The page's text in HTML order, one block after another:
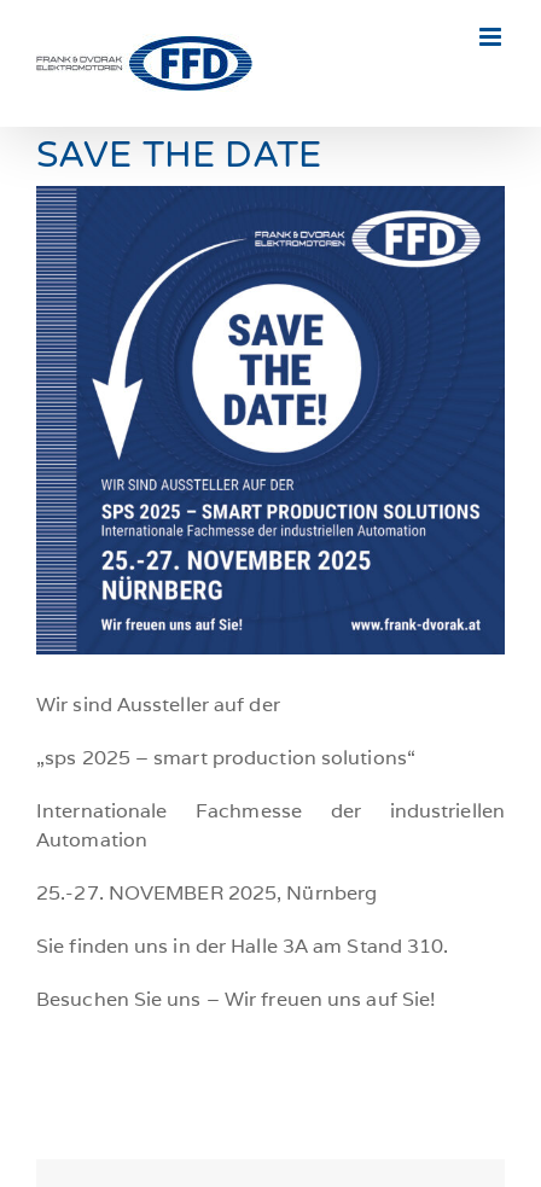
content
SAVE THE DATE
Zeige
grösseres
Bild
Wir sind Aussteller auf der
„sps 2025 – smart production solutions“
Internationale Fachmesse der industriellen
Automation
25.-27. NOVEMBER 2025, Nürnberg
Sie finden uns in der Halle 3A am Stand 310.
Besuchen Sie uns – Wir freuen uns auf Sie!